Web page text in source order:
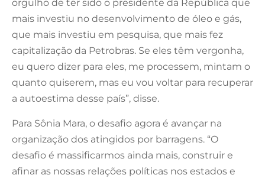
orgulho de ter sido o presidente da República que
mais investiu no desenvolvimento de óleo e gás,
que mais investiu em pesquisa, que mais fez
capitalização da Petrobras. Se eles têm vergonha,
eu quero dizer para eles, me processem, mintam o
quanto quiserem, mas eu vou voltar para recuperar
a autoestima desse país”, disse.
Para Sônia Mara, o desafio agora é avançar na
organização dos atingidos por barragens. “O
desafio é massificarmos ainda mais, construir e
afinar as nossas relações políticas nos estados e